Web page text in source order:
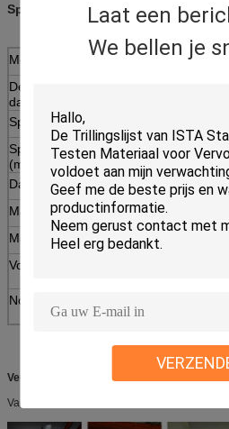
Laat een
We bellen je
Specificaties
Model
De waaier van de
dalingshoogte (mm)
Specimen max.weight (kg)
Specimen max. grootte
(mm)
Dalingswijze
Machineafmeting (mm)
Machinegewicht (kg)
Voeding
De
Normen
Verpakking
Vacuümverpakking met triplexgeval